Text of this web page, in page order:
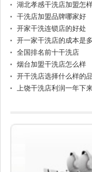
湖北孝感干洗店加盟怎
干洗店加盟品牌哪家好
开家干洗连锁店的好处
开一家干洗店的成本是
全国排名前十干洗店
烟台加盟干洗店怎么样
开干洗店选择什么样的
上饶干洗店利润一年下